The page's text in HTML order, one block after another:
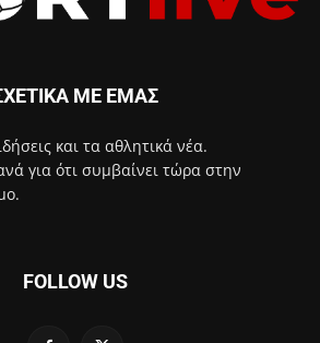
ΜΕ ΕΜΑΣ
και τα αθλητικά νέα.
για ότι συμβαίνει τώρα στην
FOLLOW US